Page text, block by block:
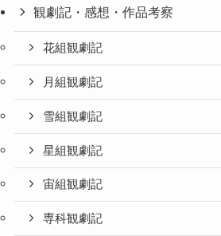
観劇記・感想・作品考察
花組観劇記
月組観劇記
雪組観劇記
星組観劇記
宙組観劇記
専科観劇記